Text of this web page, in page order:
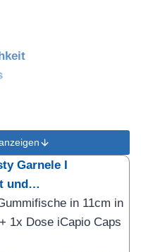
Garnele I
und…
in 11cm in
1x Dose iCapio Caps